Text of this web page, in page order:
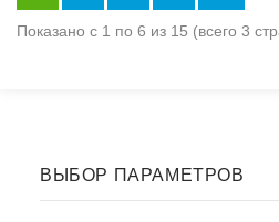
Показано с 1 по 6 из 15 (всего 3
ВЫБОР ПАРАМЕТРОВ